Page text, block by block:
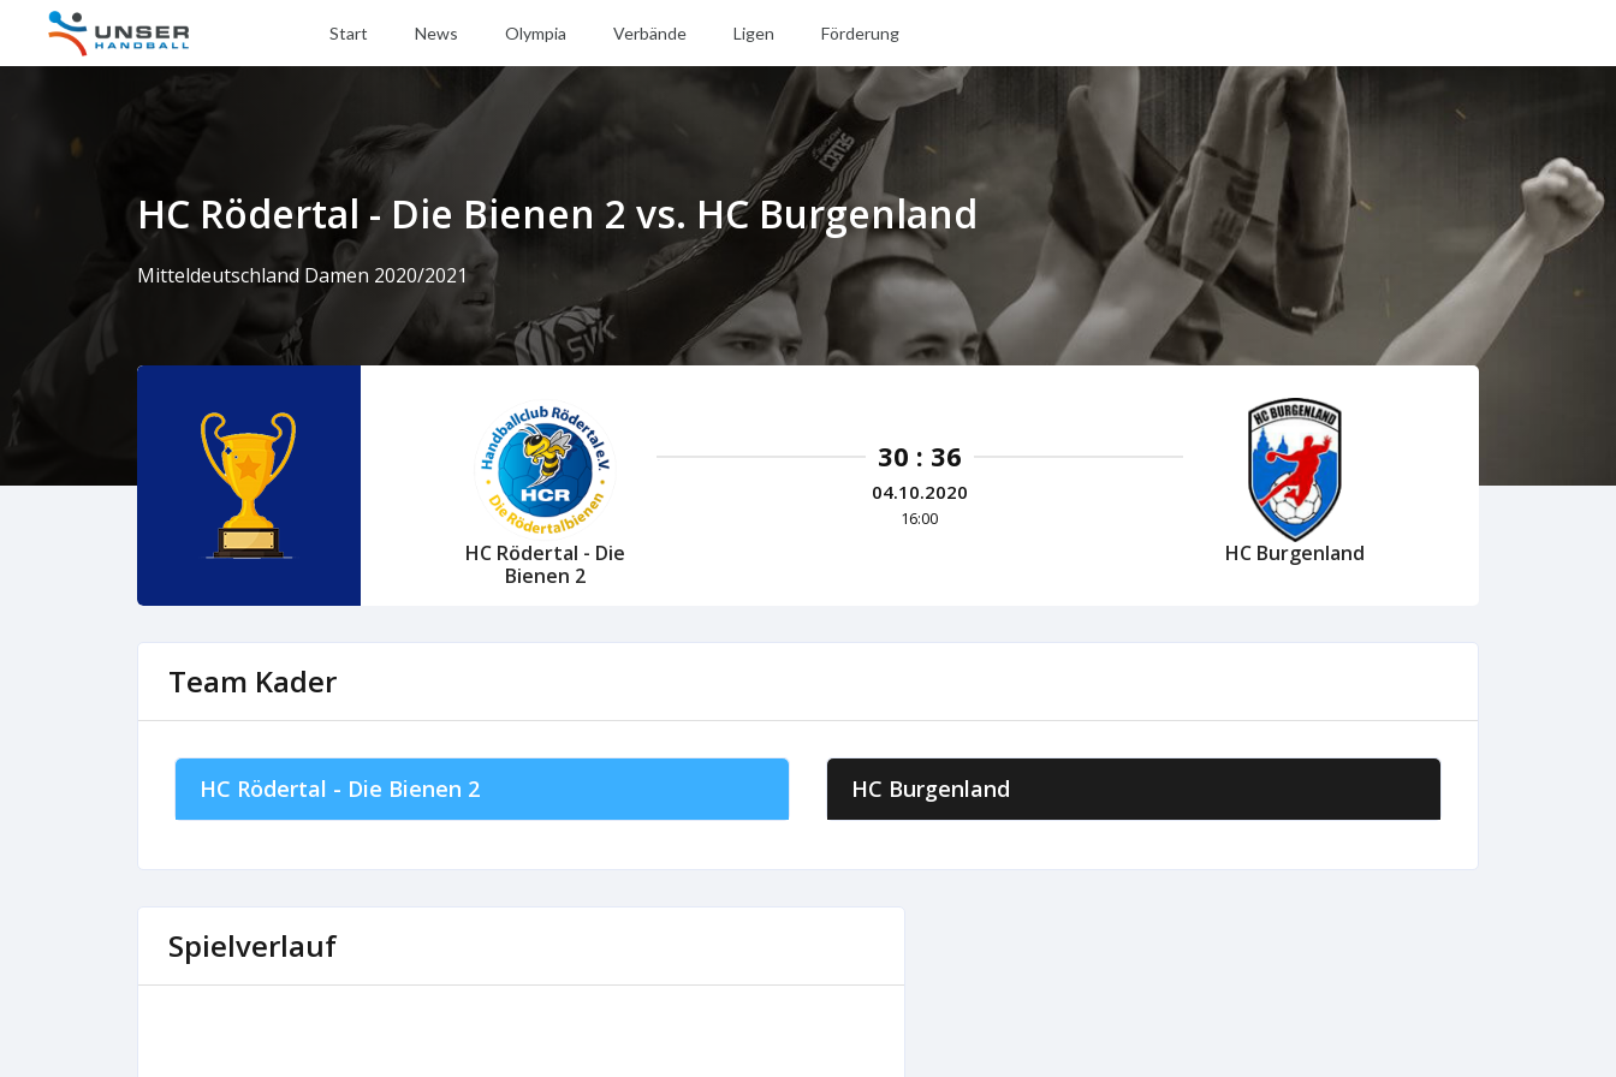
Start News Olympia Verbände Ligen Förderung
HC Rödertal - Die Bienen 2 vs. HC Burgenland
Mitteldeutschland Damen 2020/2021
HC Rödertal - Die
Bienen 2
30 : 36
04.10.2020
16:00
HC Burgenland
Team Kader
HC Rödertal - Die Bienen 2 HC Burgenland
Spielverlauf